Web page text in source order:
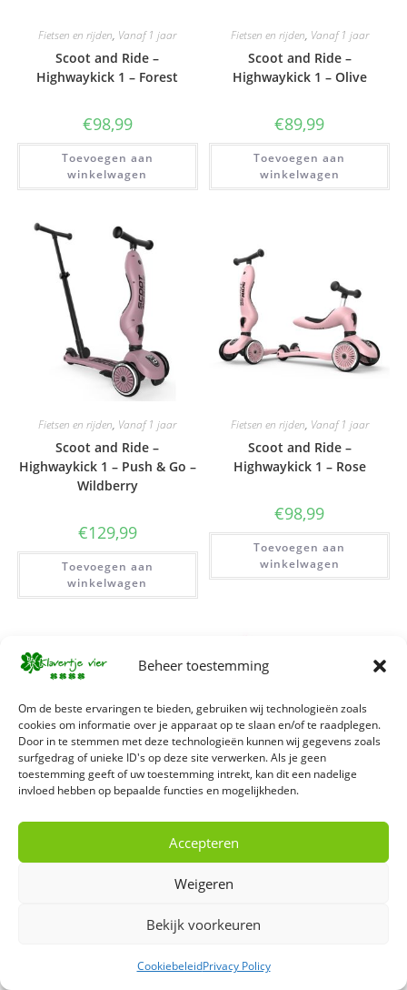
Beheer toestemming
Om de beste ervaringen te bieden, gebruiken wij technologieën zoals
cookies om informatie over je apparaat op te slaan en/of te raadplegen.
Door in te stemmen met deze technologieën kunnen wij gegevens zoals
surfgedrag of unieke ID's op deze site verwerken. Als je geen
toestemming geeft of uw toestemming intrekt, kan dit een nadelige
invloed hebben op bepaalde functies en mogelijkheden.
Accepteren
Weigeren
Bekijk voorkeuren
CookiebeleidPrivacy Policy
Fietsen en rijden, Vanaf 1 jaar
Scoot and Ride –
Highwaykick 1 – Forest
€98,99
Toevoegen aan
winkelwagen
Fietsen en rijden, Vanaf 1 jaar
Scoot and Ride –
Highwaykick 1 – Olive
€89,99
Toevoegen aan
winkelwagen
Fietsen en rijden, Vanaf 1 jaar
Scoot and Ride –
Highwaykick 1 – Push & Go –
Wildberry
€129,99
Toevoegen aan
winkelwagen
Fietsen en rijden, Vanaf 1 jaar
Scoot and Ride –
Highwaykick 1 – Rose
€98,99
Toevoegen aan
winkelwagen
SmartMax – Start
winkelwagen
winkelwagen